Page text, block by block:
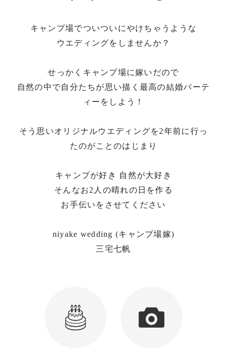
キャンプ場でついついにやけちゃうような
ウエディングをしませんか？
せっかくキャンプ場に嫁いだので
自然の中で自分たちが思い描く最高の結婚パーテ
ィーをしよう！
そう思いオリジナルウエディングを2年前に行っ
たのがことのはじまり
キャンプが好き 自然が大好き
そんなお2人の晴れの日を作る
お手伝いをさせてください
niyake wedding (キャンプ場嫁)
三宅七帆